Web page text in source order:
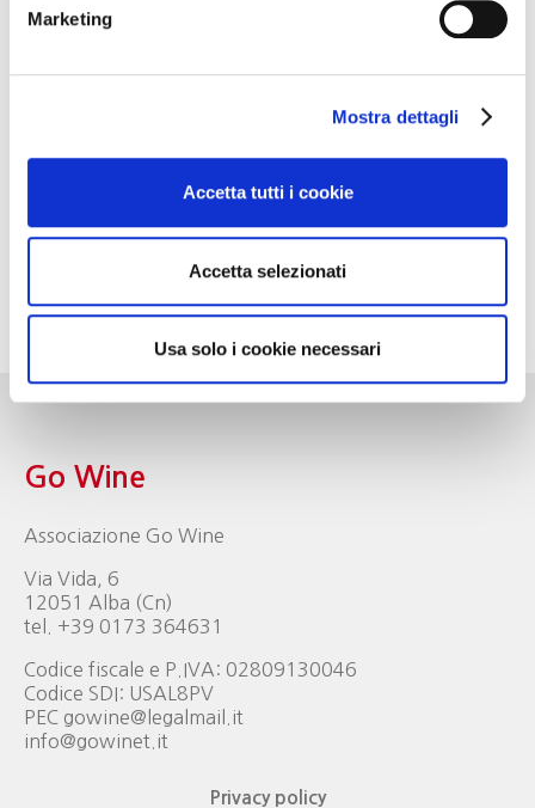
Marketing
Mostra dettagli
Accetta tutti i cookie
Accetta selezionati
Usa solo i cookie necessari
Nei prossimi giorni la selezione dei vini
364631 entro lunedì 29 novembre p.v.
Go Wine
Associazione Go Wine
Via Vida, 6
12051 Alba (Cn)
tel. +39 0173 364631
Codice fiscale e P.IVA: 02809130046
Codice SDI: USAL8PV
PEC gowine@legalmail.it
info@gowinet.it
Privacy policy